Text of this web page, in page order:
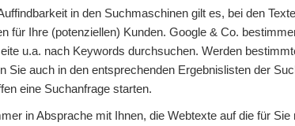
in den Suchmaschinen gilt es, bei den
für Ihre (potenziellen) Kunden. Google & Co.
u.a. nach Keywords durchsuchen. Werden
Sie auch in den entsprechenden Ergebnislisten der
eine Suchanfrage starten.
in Absprache mit Ihnen, die Webtexte auf die für Sie